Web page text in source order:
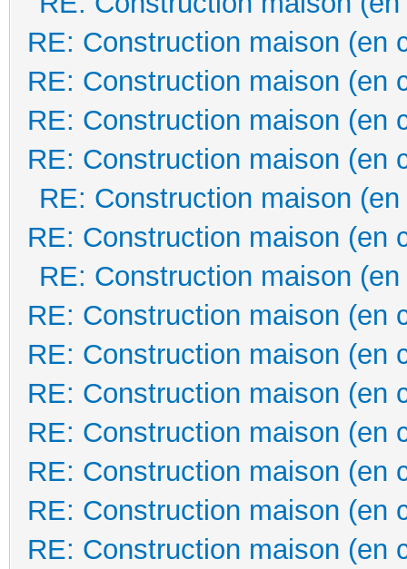
RE: Construction maison (en
RE: Construction maison (en
RE: Construction maison (en
RE: Construction maison (en
RE: Construction maison
RE: Construction maison (en
RE: Construction maison
RE: Construction maison (en
RE: Construction maison (en
RE: Construction maison (en
RE: Construction maison (en
RE: Construction maison (en
RE: Construction maison (en
RE: Construction maison (en